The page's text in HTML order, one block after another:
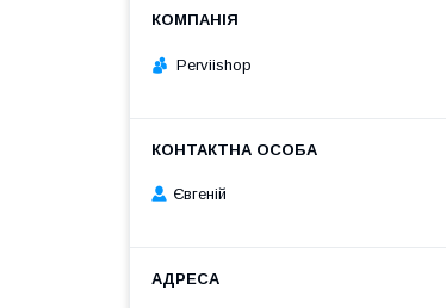
Perviishop
Євгеній